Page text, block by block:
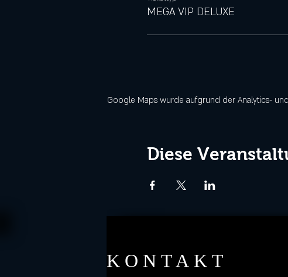
MEGA VIP DELUXE
Google Maps wurde aufgrund der Analytics-
Diese
KONTAKT